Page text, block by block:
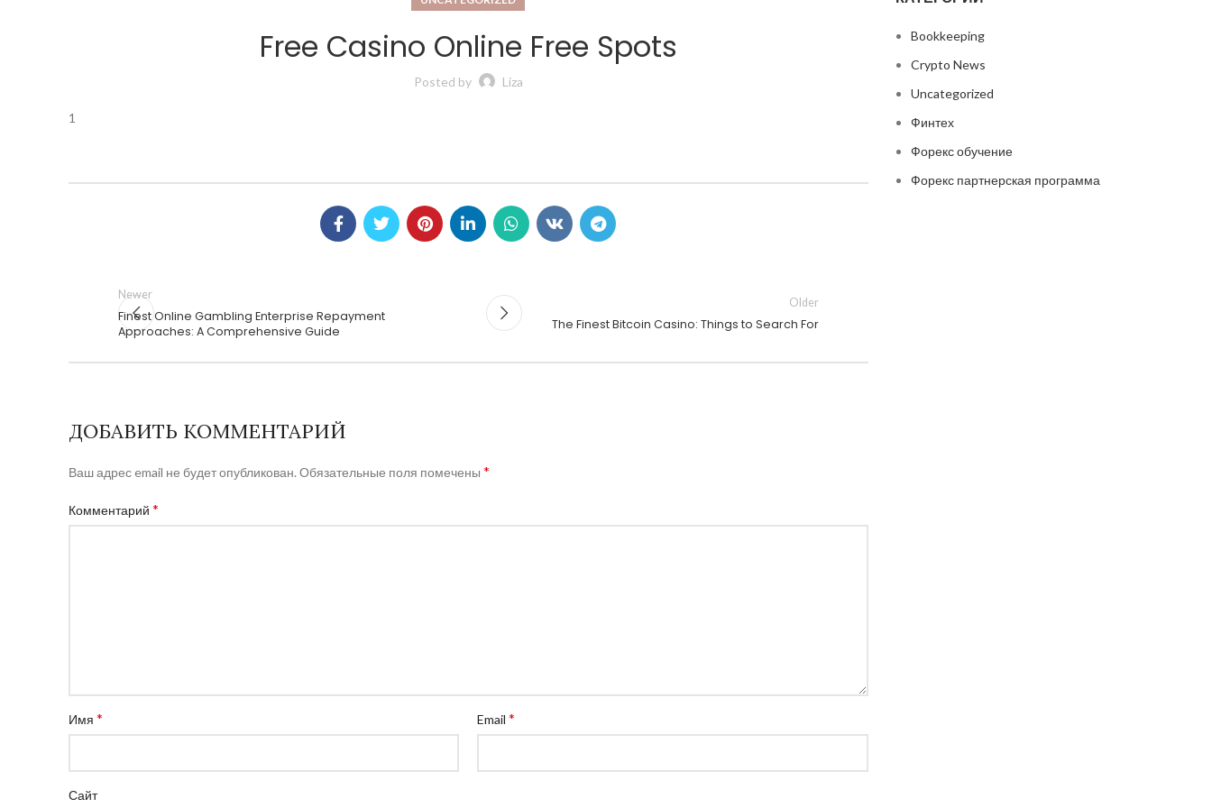
Free Casino Online Free Spots
Posted by Liza
1
Newer
Finest Online Gambling Enterprise Repayment
Approaches: A Comprehensive Guide
Older
The Finest Bitcoin Casino: Things to Search For
ДОБАВИТЬ КОММЕНТАРИЙ
Ваш адрес email не будет опубликован. Обязательные поля помечены *
Комментарий *
Имя * Email*
Сайт
Bookkeeping
Crypto News
Uncategorized
Финтех
Форекс обучение
Форекс партнерская программа